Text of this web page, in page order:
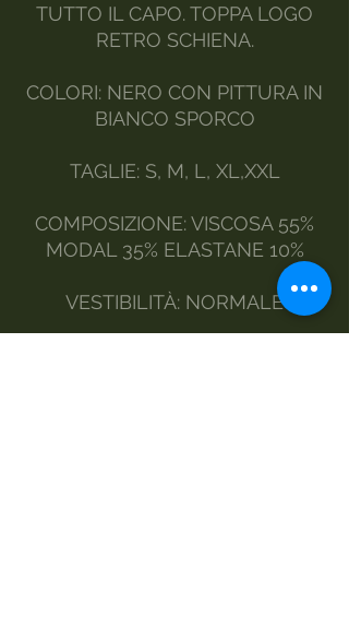
TUTTO IL CAPO. TOPPA LOGO
RETRO SCHIENA.
COLORI: NERO CON PITTURA IN
BIANCO SPORCO
TAGLIE: S, M, L, XL,XXL
COMPOSIZIONE: VISCOSA 55%
MODAL 35% ELASTANE 10%
VESTIBILITÀ: NORMALE